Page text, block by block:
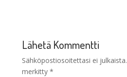
Lähetä Kommentti
Sähköpostiosoitettasi ei julkaista.
merkitty *